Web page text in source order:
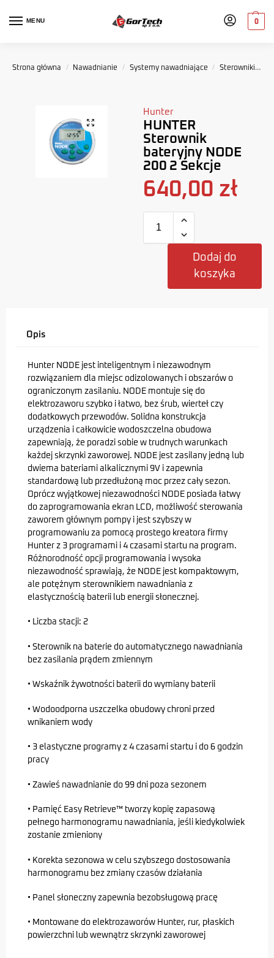
MENU 0
Strona główna / Nawadnianie / Systemy nawadniające / Sterowniki
Hunter
HUNTER
Sterownik
bateryjny NODE
200 2 Sekcje
640,00 zł
Dodaj do
koszyka
Opis
Hunter NODE jest inteligentnym i niezawodnym
rozwiązaniem dla miejsc odizolowanych i obszarów o
ograniczonym zasilaniu. NODE montuje się do
elektrozaworu szybko i łatwo, bez śrub, wierteł czy
dodatkowych przewodów. Solidna konstrukcja
urządzenia i całkowicie wodoszczelna obudowa
zapewniają, że poradzi sobie w trudnych warunkach
każdej skrzynki zaworowej. NODE jest zasilany jedną lub
dwiema bateriami alkalicznymi 9V i zapewnia
standardową lub przedłużoną moc przez cały sezon.
Oprócz wyjątkowej niezawodności NODE posiada łatwy
do zaprogramowania ekran LCD, możliwość sterowania
zaworem głównym pompy i jest szybszy w
programowaniu za pomocą prostego kreatora firmy
Hunter z 3 programami i 4 czasami startu na program.
Różnorodność opcji programowania i wysoka
niezawodność sprawiają, że NODE jest kompaktowym,
ale potężnym sterownikiem nawadniania z
elastycznością baterii lub energii słonecznej.
• Liczba stacji: 2
• Sterownik na baterie do automatycznego nawadniania
bez zasilania prądem zmiennym
• Wskaźnik żywotności baterii do wymiany baterii
• Wodoodporna uszczelka obudowy chroni przed
wnikaniem wody
• 3 elastyczne programy z 4 czasami startu i do 6 godzin
pracy
• Zawieś nawadnianie do 99 dni poza sezonem
• Pamięć Easy Retrieve™ tworzy kopię zapasową
pełnego harmonogramu nawadniania, jeśli kiedykolwiek
zostanie zmieniony
• Korekta sezonowa w celu szybszego dostosowania
harmonogramu bez zmiany czasów działania
• Panel słoneczny zapewnia bezobsługową pracę
• Montowane do elektrozaworów Hunter, rur, płaskich
powierzchni lub wewnątrz skrzynki zaworowej